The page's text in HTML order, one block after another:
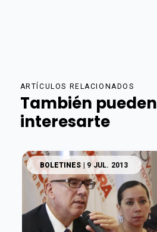
ARTÍCULOS RELACIONADOS
También pueden
interesarte
BOLETINES | 9 JUL. 2013